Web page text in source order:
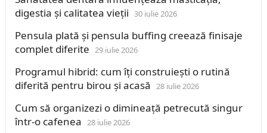
digestia și calitatea vieții 30 iulie 2026
Pensula plată și pensula buffing creează finisaje
complet diferite 29 iulie 2026
Programul hibrid: cum îți construiești o rutină
diferită pentru birou și acasă 28 iulie 2026
Cum să organizezi o dimineață petrecută singur
într-o cafenea 28 iulie 2026